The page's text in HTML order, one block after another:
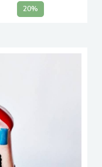
20%